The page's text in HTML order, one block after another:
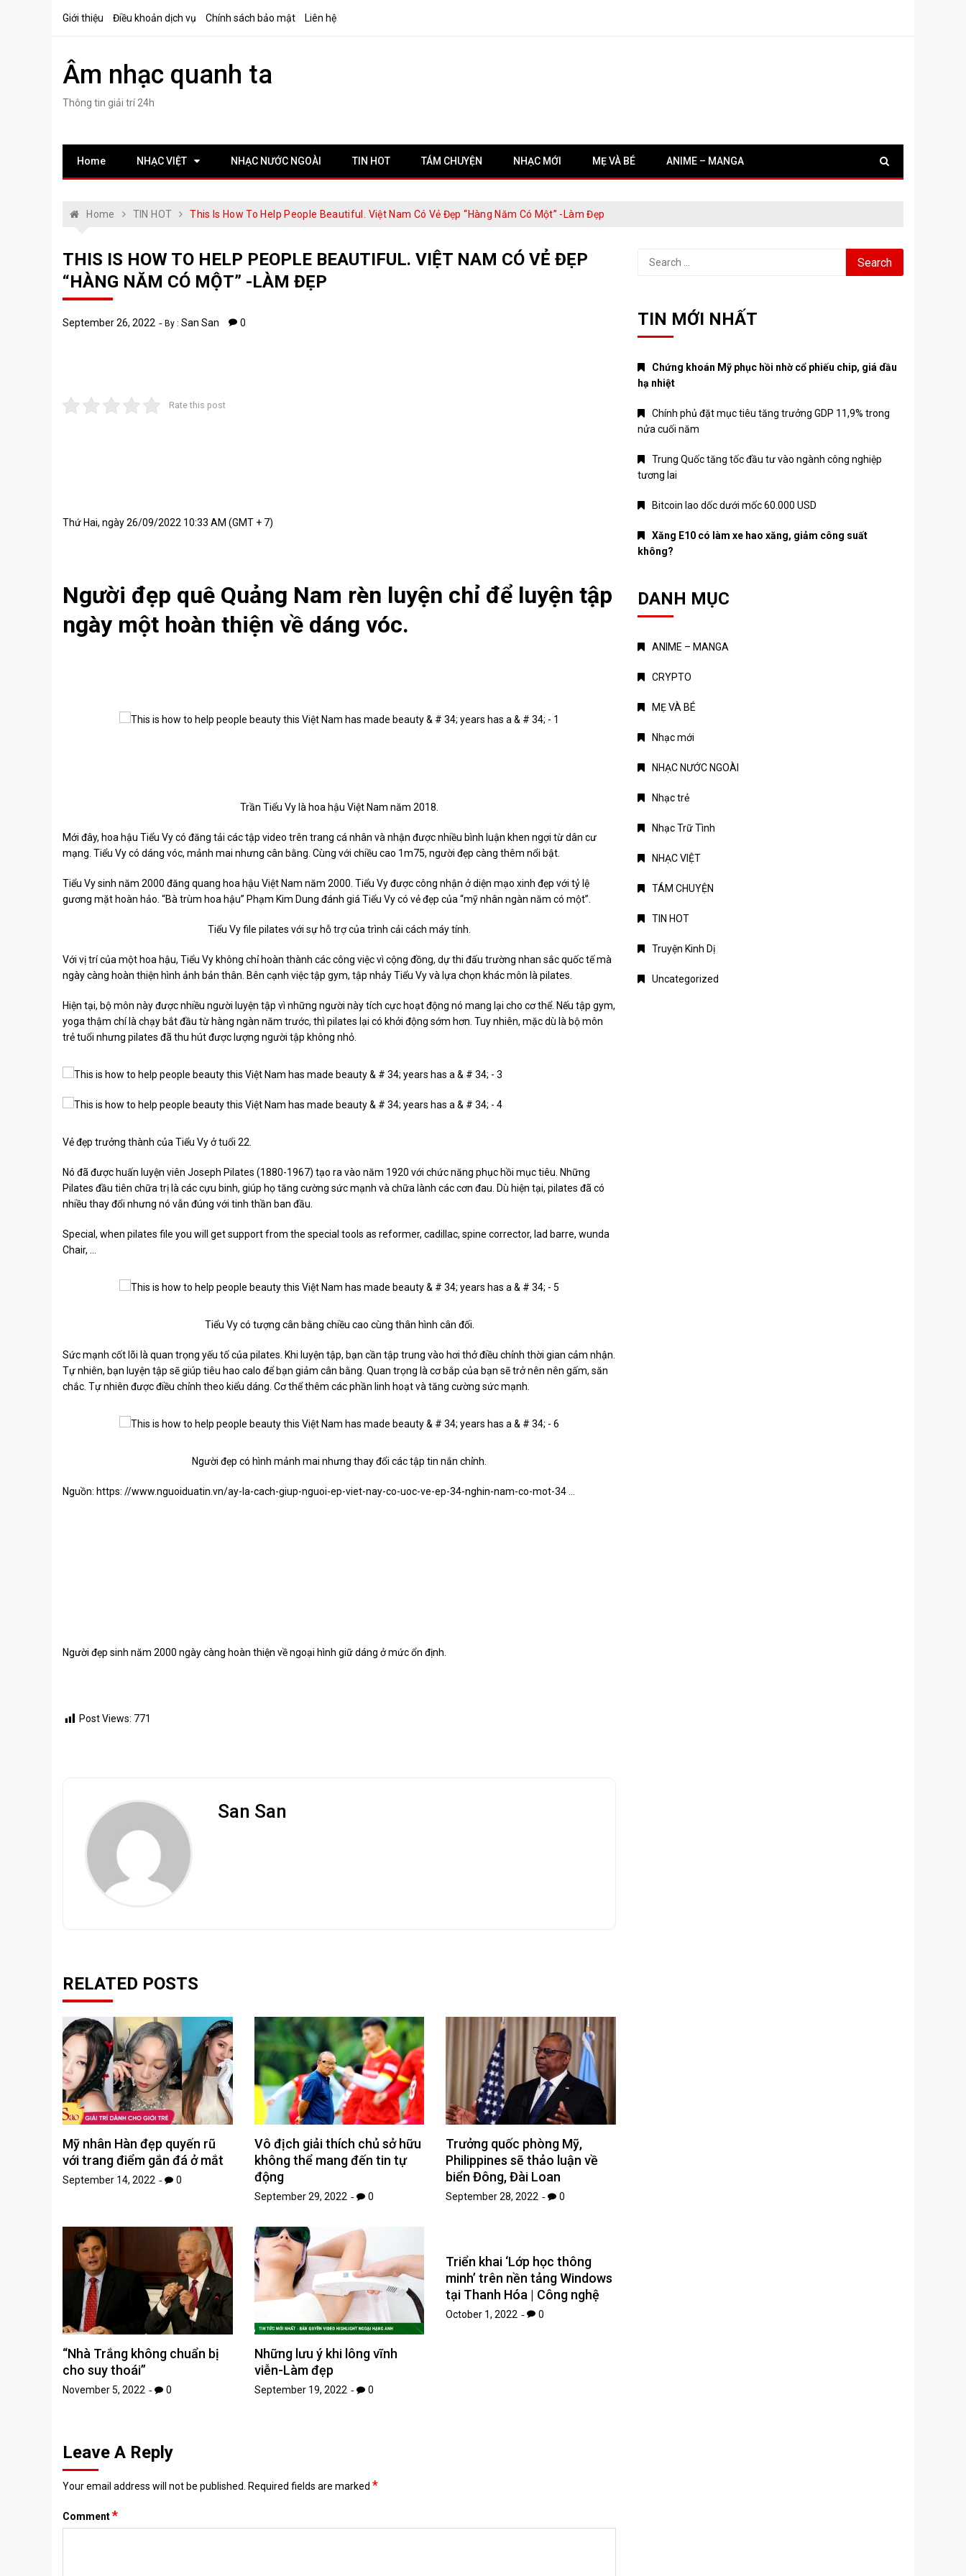
Giới thiệu Điều khoản dịch vụ Chính sách bảo mật Liên hệ
Âm nhạc quanh ta
Thông tin giải trí 24h
Home NHẠC VIỆT NHẠC NƯỚC NGOÀI TIN HOT TÁM CHUYỆN NHẠC MỚI MẸ VÀ BÉ ANIME – MANGA
Home TIN HOT This Is How To Help People Beautiful. Việt Nam Có Vẻ Đẹp “hàng Năm Có Một” -Làm Đẹp
THIS IS HOW TO HELP PEOPLE BEAUTIFUL. VIỆT NAM CÓ VẺ ĐẸP
“HÀNG NĂM CÓ MỘT” -LÀM ĐẸP
September 26, 2022 By : San San 0
Rate this post
Thứ Hai, ngày 26/09/2022 10:33 AM (GMT + 7)
Người đẹp quê Quảng Nam rèn luyện chỉ để luyện tập
ngày một hoàn thiện về dáng vóc.
Trần Tiểu Vy là hoa hậu Việt Nam năm 2018.
Mới đây, hoa hậu Tiểu Vy có đăng tải các tập video trên trang cá nhân và nhận được nhiều bình luận khen ngợi từ dân cư
mạng. Tiểu Vy có dáng vóc, mảnh mai nhưng cân bằng. Cùng với chiều cao 1m75, người đẹp càng thêm nổi bật.
Tiểu Vy sinh năm 2000 đăng quang hoa hậu Việt Nam năm 2000. Tiểu Vy được công nhận ở diện mạo xinh đẹp với tỷ lệ
gương mặt hoàn hảo. “Bà trùm hoa hậu” Phạm Kim Dung đánh giá Tiểu Vy có vẻ đẹp của “mỹ nhân ngàn năm có một”.
Tiểu Vy file pilates với sự hỗ trợ của trình cải cách máy tính.
Với vị trí của một hoa hậu, Tiểu Vy không chỉ hoàn thành các công việc vì cộng đồng, dự thi đấu trường nhan sắc quốc tế mà
ngày càng hoàn thiện hình ảnh bản thân. Bên cạnh việc tập gym, tập nhảy Tiểu Vy và lựa chọn khác môn là pilates.
Hiện tại, bộ môn này được nhiều người luyện tập vì những người này tích cực hoạt động nó mang lại cho cơ thể. Nếu tập gym,
yoga thậm chí là chạy bắt đầu từ hàng ngàn năm trước, thì pilates lại có khởi động sớm hơn. Tuy nhiên, mặc dù là bộ môn
trẻ tuổi nhưng pilates đã thu hút được lượng người tập không nhỏ.
Vẻ đẹp trưởng thành của Tiểu Vy ở tuổi 22.
Nó đã được huấn luyện viên Joseph Pilates (1880-1967) tạo ra vào năm 1920 với chức năng phục hồi mục tiêu. Những
Pilates đầu tiên chữa trị là các cựu binh, giúp họ tăng cường sức mạnh và chữa lành các cơn đau. Dù hiện tại, pilates đã có
nhiều thay đổi nhưng nó vẫn đúng với tinh thần ban đầu.
Special, when pilates file you will get support from the special tools as reformer, cadillac, spine corrector, lad barre, wunda
Chair, …
Tiểu Vy có tượng cân bằng chiều cao cùng thân hình cân đối.
Sức mạnh cốt lõi là quan trọng yếu tố của pilates. Khi luyện tập, bạn cần tập trung vào hơi thở điều chỉnh thời gian cảm nhận.
Tự nhiên, bạn luyện tập sẽ giúp tiêu hao calo để bạn giảm cân bằng. Quan trọng là cơ bắp của bạn sẽ trở nên nên gấm, săn
chắc. Tự nhiên được điều chỉnh theo kiểu dáng. Cơ thể thêm các phần linh hoạt và tăng cường sức mạnh.
Người đẹp có hình mảnh mai nhưng thay đổi các tập tin nắn chỉnh.
Nguồn: https: //www.nguoiduatin.vn/ay-la-cach-giup-nguoi-ep-viet-nay-co-uoc-ve-ep-34-nghin-nam-co-mot-34 …
Người đẹp sinh năm 2000 ngày càng hoàn thiện về ngoại hình giữ dáng ở mức ổn định.
Post Views: 771
San San
RELATED POSTS
Mỹ nhân Hàn đẹp quyến rũ
với trang điểm gắn đá ở mắt
September 14, 2022 0
Vô địch giải thích chủ sở hữu
không thể mang đến tin tự
động
September 29, 2022 0
Trưởng quốc phòng Mỹ,
Philippines sẽ thảo luận về
biển Đông, Đài Loan
September 28, 2022 0
“Nhà Trắng không chuẩn bị
cho suy thoái”
November 5, 2022 0
Những lưu ý khi lông vĩnh
viễn-Làm đẹp
September 19, 2022 0
Triển khai ‘Lớp học thông
minh’ trên nền tảng Windows
tại Thanh Hóa | Công nghệ
October 1, 2022 0
Leave A Reply
Your email address will not be published. Required fields are marked *
Comment*
Search
TIN MỚI NHẤT
Chứng khoán Mỹ phục hồi nhờ cổ phiếu chip, giá dầu
hạ nhiệt
Chính phủ đặt mục tiêu tăng trưởng GDP 11,9% trong
nửa cuối năm
Trung Quốc tăng tốc đầu tư vào ngành công nghiệp
tương lai
Bitcoin lao dốc dưới mốc 60.000 USD
Xăng E10 có làm xe hao xăng, giảm công suất
không?
DANH MỤC
ANIME – MANGA
CRYPTO
MẸ VÀ BÉ
Nhạc mới
NHẠC NƯỚC NGOÀI
Nhạc trẻ
Nhạc Trữ Tình
NHẠC VIỆT
TÁM CHUYỆN
TIN HOT
Truyện Kinh Dị
Uncategorized